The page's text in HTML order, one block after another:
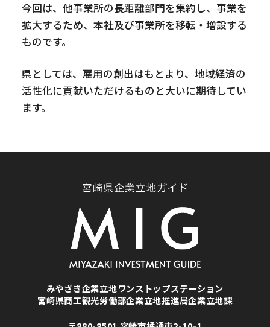
今回は、他事業所の長距離部門を集約し、事業を
拡大するため、本社及び事業所を移転・増設する
ものです。
県としては、雇用の創出はもとより、地域経済の
活性化に貢献いただけるものと大いに期待してい
ます。
みやざき企業立地ワンストップステーション
宮崎県商工観光労働部企業立地推進局企業立地課